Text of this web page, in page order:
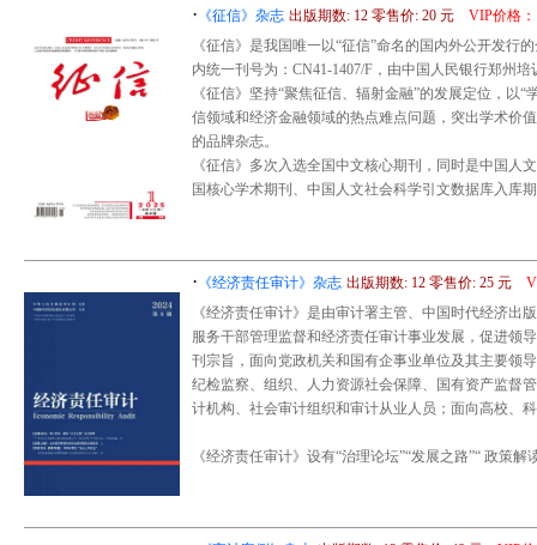
· 《征信》杂志 出版期数: 12 零售价: 20 元 VIP价格：
《征信》是我国唯一以“征信”命名的国内外公开发行
内统一刊号为：CN41-1407/F，由中国人民银行郑州
《征信》坚持“聚焦征信、辐射金融”的发展定位，以
信领域和经济金融领域的热点难点问题，突出学术价
的品牌杂志。
《征信》多次入选全国中文核心期刊，同时是中国
国核心学术期刊、中国人文社会科学引文数据库入
· 《经济责任审计》杂志 出版期数: 12 零售价: 25 元
《经济责任审计》是由审计署主管、中国时代经济出
服务干部管理监督和经济责任审计事业发展，促进领
刊宗旨，面向党政机关和国有企事业单位及其主要领
纪检监察、组织、人力资源社会保障、国有资产监督
计机构、社会审计组织和审计从业人员；面向高校、
《经济责任审计》设有“治理论坛”“发展之路”“ 政策